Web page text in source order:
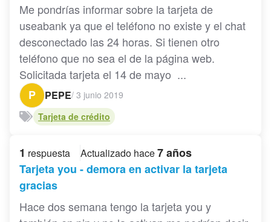
Me pondrías informar sobre la tarjeta de
useabank ya que el teléfono no existe y el chat
desconectado las 24 horas. Si tienen otro
teléfono que no sea el de la página web.
Solicitada tarjeta el 14 de mayo ...
P
PEPE/ 3 junio 2019
Tarjeta de crédito
1 respuesta Actualizado hace7 años
Tarjeta you - demora en activar la tarjeta
gracias
Hace dos semana tengo la tarjeta you y